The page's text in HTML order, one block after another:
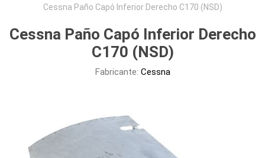
Cessna Paño Capó Inferior Derecho C170 (NSD)
Cessna Paño Capó Inferior Derecho
C170 (NSD)
Fabricante: Cessna